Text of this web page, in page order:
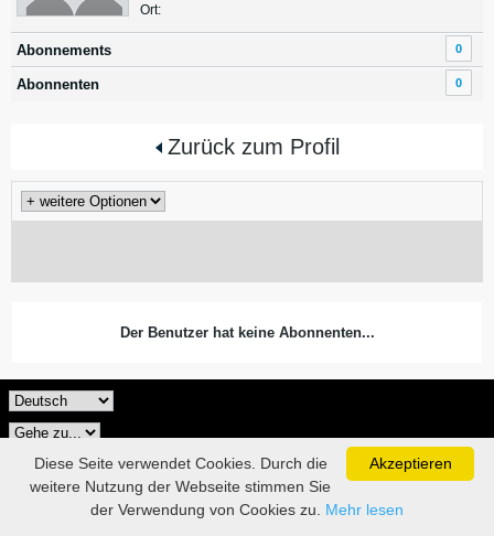
Ort:
Abonnements 0
Abonnenten 0
Zurück zum Profil
Der Benutzer hat keine Abonnenten...
Akzeptieren
Diese Seite verwendet Cookies. Durch die
weitere Nutzung der Webseite stimmen Sie
der Verwendung von Cookies zu. Mehr lesen